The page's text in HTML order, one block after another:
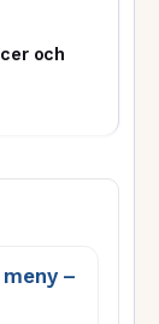
och
–